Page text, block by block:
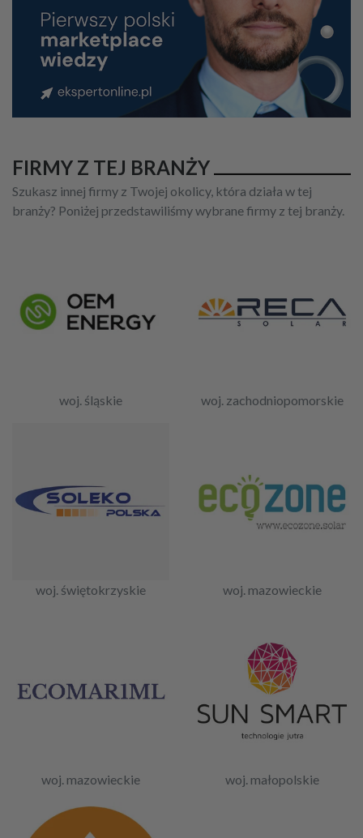
FIRMY Z TEJ BRANŻY
Szukasz innej firmy z Twojej okolicy, która działa w tej
branży? Poniżej przedstawiliśmy wybrane firmy z tej branży.
woj. śląskie woj. zachodniopomorskie
woj. świętokrzyskie woj. mazowieckie
woj. mazowieckie woj. małopolskie